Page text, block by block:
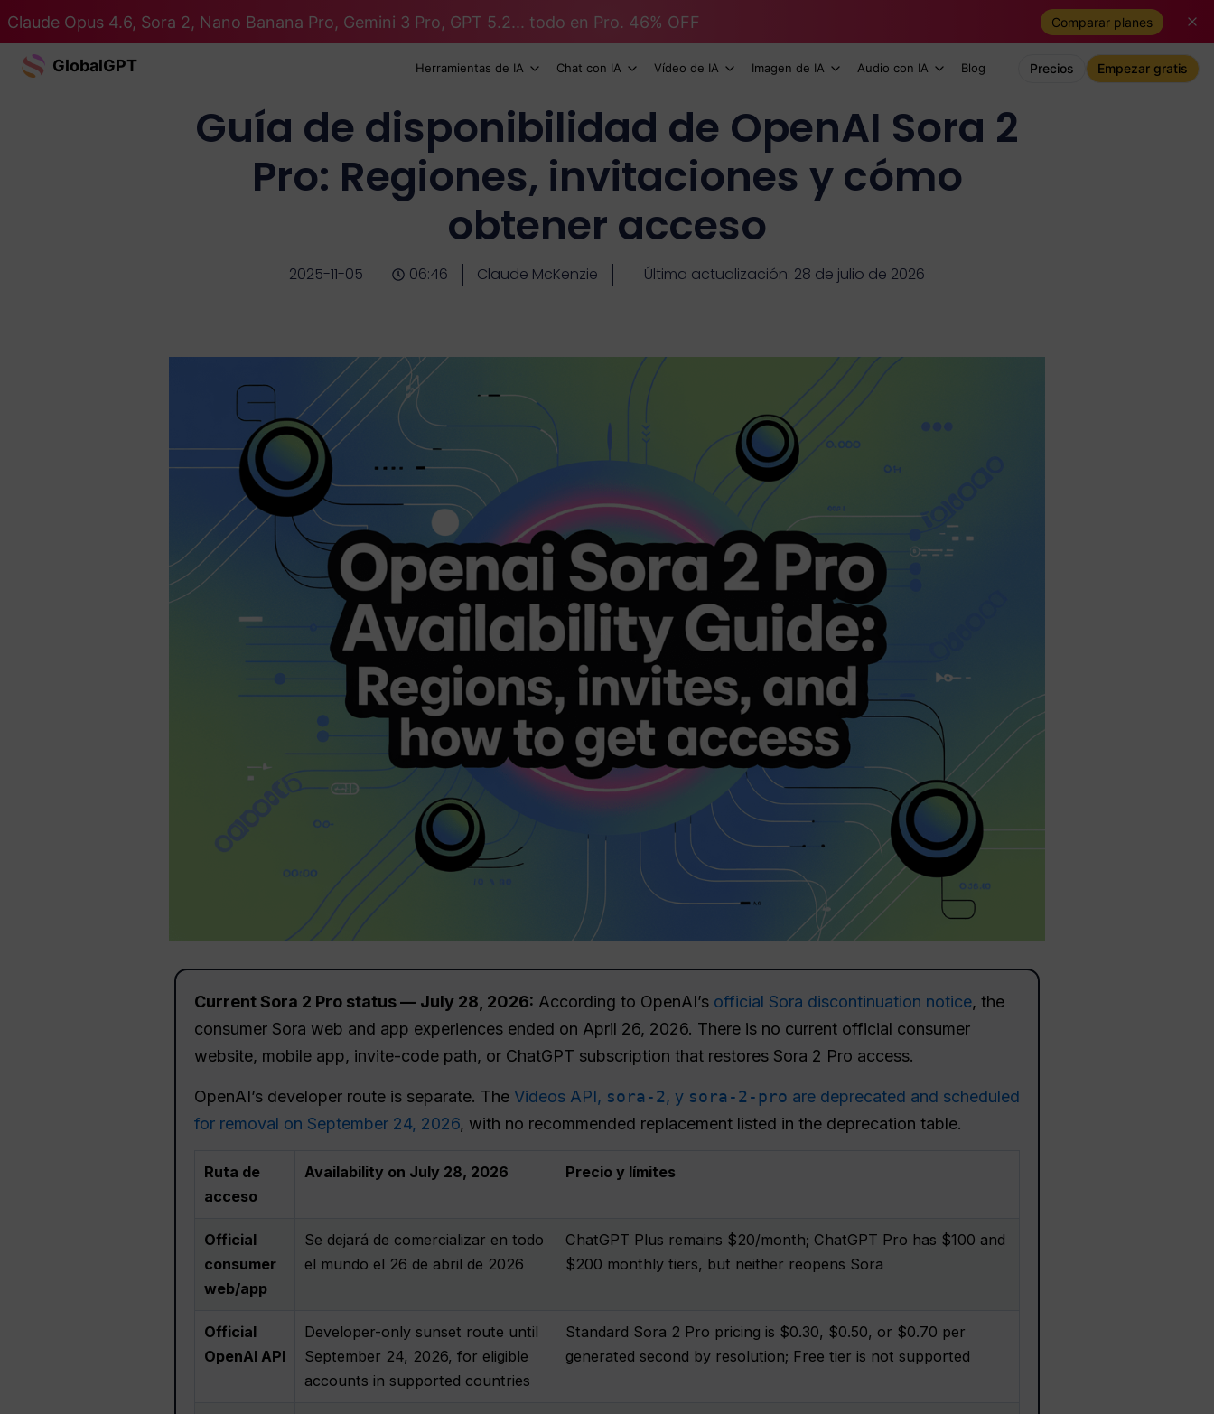
Claude Opus 4.6, Sora 2, Nano Banana Pro, Gemini 3 Pro, GPT 5.2... todo en Pro. 46% OFF Comparar planes
GlobalGPT Herramientas de IA Chat con IA Vídeo de IA Imagen de IA Audio con IA Blog Precios Empezar gratis
Guía de disponibilidad de OpenAI Sora 2
Pro: Regiones, invitaciones y cómo
obtener acceso
2025-11-05 06:46 Claude McKenzie Última actualización: 28 de julio de 2026
Current Sora 2 Pro status — July 28, 2026: According to OpenAI’s official Sora discontinuation notice, the
consumer Sora web and app experiences ended on April 26, 2026. There is no current official consumer
website, mobile app, invite-code path, or ChatGPT subscription that restores Sora 2 Pro access.
OpenAI’s developer route is separate. The Videos API, sora-2, y sora-2-pro are deprecated and scheduled
for removal on September 24, 2026, with no recommended replacement listed in the deprecation table.
Ruta de
acceso
Availability on July 28, 2026 Precio y límites
Official
consumer
web/app
Se dejará de comercializar en todo
el mundo el 26 de abril de 2026
ChatGPT Plus remains $20/month; ChatGPT Pro has $100 and
$200 monthly tiers, but neither reopens Sora
Official
OpenAI API
Developer-only sunset route until
September 24, 2026, for eligible
accounts in supported countries
Standard Sora 2 Pro pricing is $0.30, $0.50, or $0.70 per
generated second by resolution; Free tier is not supported